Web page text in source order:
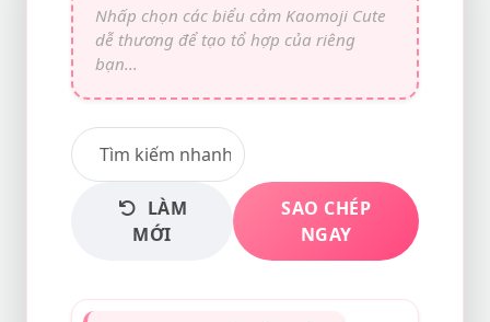
LÀM
MỚI
SAO CHÉP
NGAY